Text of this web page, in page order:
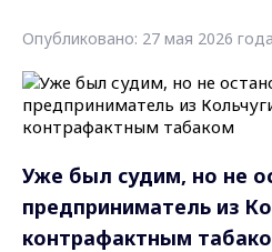
Опубликовано: 27 мая 2026 года
Уже был судим, но не
предприниматель из
контрафактным